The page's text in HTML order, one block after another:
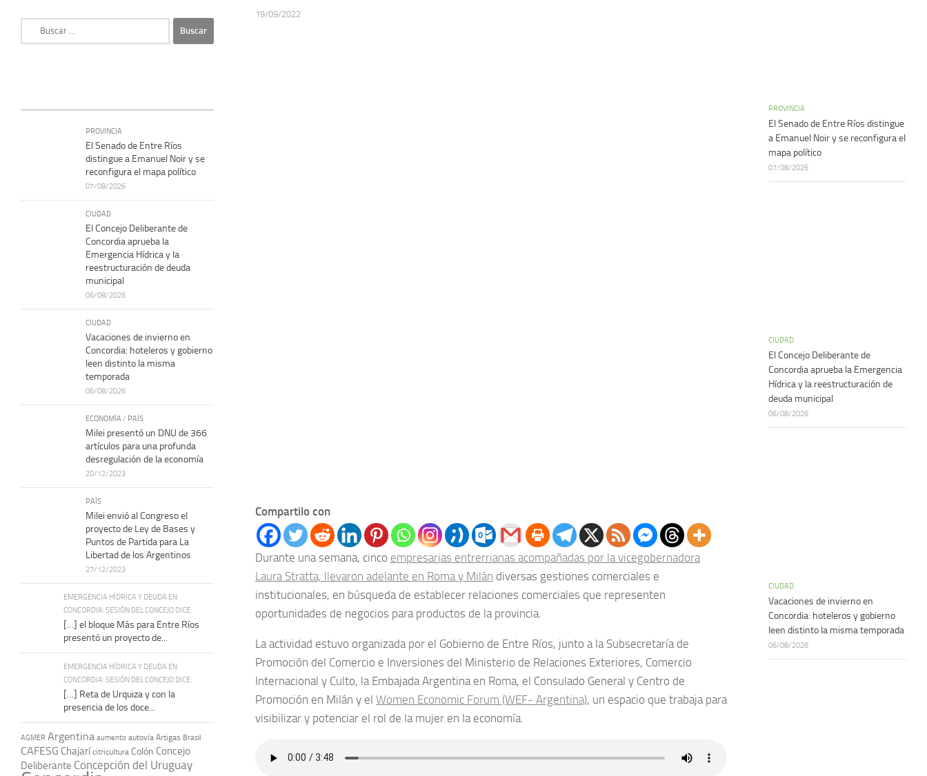
19/09/2022
Compartilo con
Durante una semana, cinco empresarias entrerrianas acompañadas por la vicegobernadora
Laura Stratta, llevaron adelante en Roma y Milán diversas gestiones comerciales e
institucionales, en búsqueda de establecer relaciones comerciales que representen
oportunidades de negocios para productos de la provincia.
La actividad estuvo organizada por el Gobierno de Entre Ríos, junto a la Subsecretaría de
Promoción del Comercio e Inversiones del Ministerio de Relaciones Exteriores, Comercio
Internacional y Culto, la Embajada Argentina en Roma, el Consulado General y Centro de
Promoción en Milán y el Women Economic Forum (WEF- Argentina), un espacio que trabaja para
visibilizar y potenciar el rol de la mujer en la economía.
PROVINCIA
El Senado de Entre Ríos
distingue a Emanuel Noir y se
reconfigura el mapa político
07/08/2026
CIUDAD
El Concejo Deliberante de
Concordia aprueba la
Emergencia Hídrica y la
reestructuración de deuda
municipal
06/08/2026
CIUDAD
Vacaciones de invierno en
Concordia: hoteleros y gobierno
leen distinto la misma
temporada
06/08/2026
ECONOMÍA / PAÍS
Milei presentó un DNU de 366
artículos para una profunda
desregulación de la economía
20/12/2023
PAÍS
Milei envió al Congreso el
proyecto de Ley de Bases y
Puntos de Partida para La
Libertad de los Argentinos
27/12/2023
EMERGENCIA HÍDRICA Y DEUDA EN
CONCORDIA: SESIÓN DEL CONCEJO DICE:
[…] el bloque Más para Entre Ríos
presentó un proyecto de...
EMERGENCIA HÍDRICA Y DEUDA EN
CONCORDIA: SESIÓN DEL CONCEJO DICE:
[…] Reta de Urquiza y con la
presencia de los doce...
AGMER Argentina aumento autovía Artigas Brasil
CAFESG Chajarí citricultura Colón Concejo
Deliberante Concepción del Uruguay
PROVINCIA
El Senado de Entre Ríos distingue
a Emanuel Noir y se reconfigura el
mapa político
07/08/2026
CIUDAD
El Concejo Deliberante de
Concordia aprueba la Emergencia
Hídrica y la reestructuración de
deuda municipal
06/08/2026
CIUDAD
Vacaciones de invierno en
Concordia: hoteleros y gobierno
leen distinto la misma temporada
06/08/2026